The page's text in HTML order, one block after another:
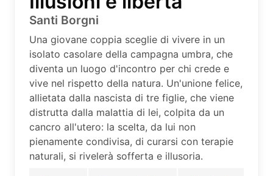
Santi Borgni
Una giovane coppia sceglie di vivere in un
isolato casolare della campagna umbra, che
diventa un luogo d'incontro per chi crede e
vive nel rispetto della natura. Un'unione felice,
allietata dalla nascista di tre figlie, che viene
distrutta dalla malattia di lei, colpita da un
cancro all'utero: la scelta, da lui non
pienamente condivisa, di curarsi con terapie
naturali, si rivelerà sofferta e illusoria.